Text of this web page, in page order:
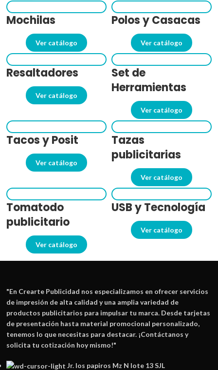
Mochilas
Ver catálogo
Polos y Casacas
Ver catálogo
Resaltadores
Ver catálogo
Set de
Herramientas
Ver catálogo
Tacos y Posit
Ver catálogo
Tazas
publicitarias
Ver catálogo
Tomatodo
publicitario
Ver catálogo
USB y Tecnología
Ver catálogo
"En Crearte Publicidad nos especializamos en ofrecer servicios
de impresión de alta calidad y una amplia variedad de
productos publicitarios para impulsar tu marca. Desde tarjetas
de presentación hasta material promocional personalizado,
tenemos lo que necesitas para destacar. ¡Contáctanos y
solicita tu cotización hoy mismo!"
Jr. los papiros Mz N lote 13 SJL